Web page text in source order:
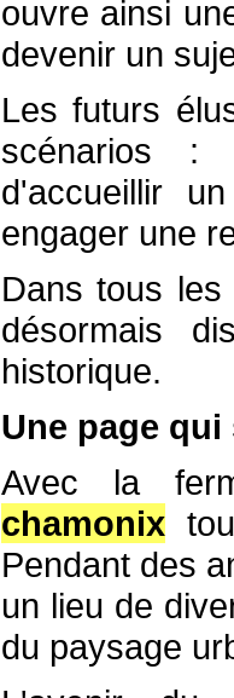
ouvre ainsi
devenir un
Les futurs
scénarios :
d'accueillir
engager une
Dans tous
désormais
historique.
Une page
Avec la
chamonix
Pendant des
un lieu de
du paysage